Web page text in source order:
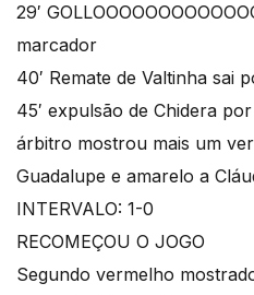
29′
marcador
40′ Remate de Valtinha sai
45′ expulsão de Chidera
árbitro mostrou mais um
Guadalupe e amarelo a
INTERVALO: 1-0
RECOMEÇOU O JOGO
Segundo vermelho